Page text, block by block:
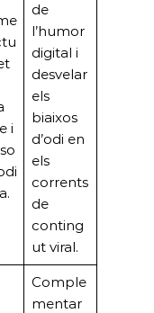
i
de
l’humor
digital i
desvelar
els
biaixos
d’odi en
els
corrents
de
conting
ut viral.
Comple
mentar